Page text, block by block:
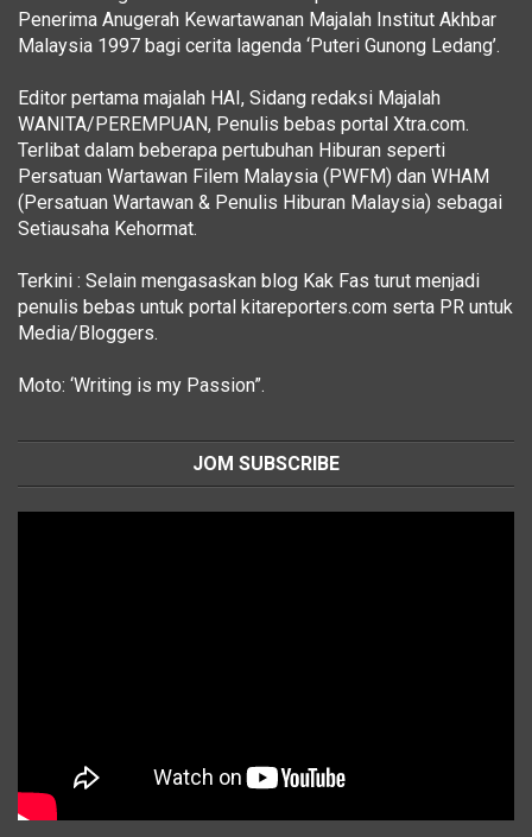
Penerima Anugerah Kewartawanan Majalah Institut Akhbar
Malaysia 1997 bagi cerita lagenda ‘Puteri Gunong Ledang’.
Editor pertama majalah HAI, Sidang redaksi Majalah
WANITA/PEREMPUAN, Penulis bebas portal Xtra.com.
Terlibat dalam beberapa pertubuhan Hiburan seperti
Persatuan Wartawan Filem Malaysia (PWFM) dan WHAM
(Persatuan Wartawan & Penulis Hiburan Malaysia) sebagai
Setiausaha Kehormat.
Terkini : Selain mengasaskan blog Kak Fas turut menjadi
penulis bebas untuk portal kitareporters.com serta PR untuk
Media/Bloggers.
Moto: ‘Writing is my Passion”.
JOM SUBSCRIBE